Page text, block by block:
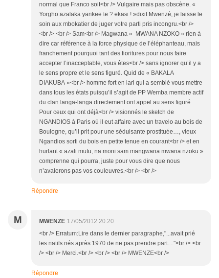
normal que Franco soit<br /> Vulgaire mais pas obscène. «
Yorgho azalaka yankee te ? ekasi ! »dixit Mwenzé, je laisse le
soin aux mbokatier de juger votre parti pris incongru.<br />
<br /> <br /> Sam<br /> Magwana « MWANA NZOKO » rien à
dire car référence à la force physique de l’éléphanteau, mais
franchement pourquoi tant des fioritures pour nous faire
accepter l’inacceptable, vous êtes<br /> sans ignorer qu’il y a
le sens propre et le sens figuré. Quid de « BAKALA
DIAKUBA »<br /> homme fort en lari qui a semblé vous mettre
dans tous les états puisqu’il s’agit de PP Wemba membre actif
du clan langa-langa directement ont appel au sens figuré.
Pour ceux qui ont déjà<br /> visionnés le sketch de
NGANDIOS à Paris où il eut affaire avec un travelo au bois de
Boulogne, qu’il prit pour une séduisante prostituée…, vieux
Ngandios sorti du bois en petite tenue en courant<br /> et en
hurlant « azali mutu, na moni sam mangwana mwana nzoku »
comprenne qui pourra, juste pour vous dire que nous
n’avalerons pas vos couleuvres.<br /> <br />
Répondre
M MWENZE 17/05/2012 20:20
<br /> Erratum:Lire dans le dernier paragraphe,"...avait prié
les natifs nés après 1970 de ne pas prendre part...."<br /> <br
/> <br /> Merci.<br /> <br /> <br /> MWENZE<br />
Répondre